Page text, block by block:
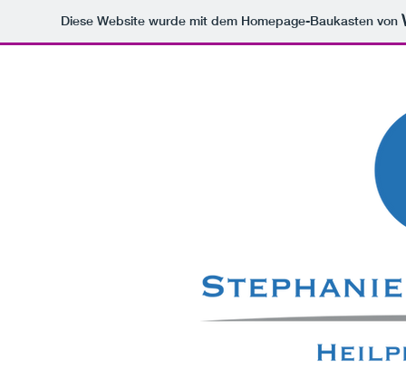
Diese Website wurde mit dem Homepage-Baukasten von